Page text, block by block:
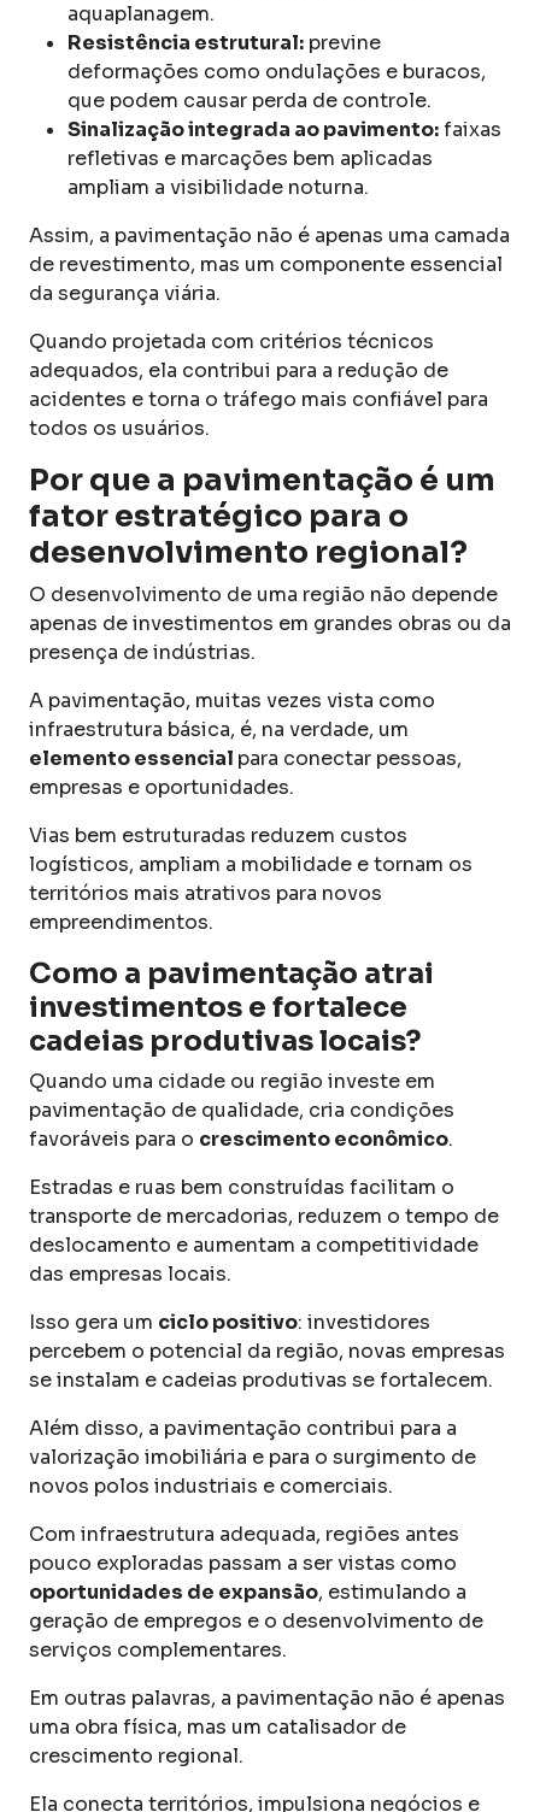
aquaplanagem.
Resistência estrutural: previne
deformações como ondulações e buracos,
que podem causar perda de controle.
Sinalização integrada ao pavimento:faixas
refletivas e marcações bem aplicadas
ampliam a visibilidade noturna.
Assim, a pavimentação não é apenas uma camada
de revestimento, mas um componente essencial
da segurança viária.
Quando projetada com critérios técnicos
adequados, ela contribui para a redução de
acidentes e torna o tráfego mais confiável para
todos os usuários.
Por que a pavimentação é um
fator estratégico para o
desenvolvimento regional?
O desenvolvimento de uma região não depende
apenas de investimentos em grandes obras ou da
presença de indústrias.
A pavimentação, muitas vezes vista como
infraestrutura básica, é, na verdade, um
elemento essencial para conectar pessoas,
empresas e oportunidades.
Vias bem estruturadas reduzem custos
logísticos, ampliam a mobilidade e tornam os
territórios mais atrativos para novos
empreendimentos.
Como a pavimentação atrai
investimentos e fortalece
cadeias produtivas locais?
Quando uma cidade ou região investe em
pavimentação de qualidade, cria condições
favoráveis para o crescimento econômico.
Estradas e ruas bem construídas facilitam o
transporte de mercadorias, reduzem o tempo de
deslocamento e aumentam a competitividade
das empresas locais.
Isso gera um ciclo positivo: investidores
percebem o potencial da região, novas empresas
se instalam e cadeias produtivas se fortalecem.
Além disso, a pavimentação contribui para a
valorização imobiliária e para o surgimento de
novos polos industriais e comerciais.
Com infraestrutura adequada, regiões antes
pouco exploradas passam a ser vistas como
oportunidades de expansão, estimulando a
geração de empregos e o desenvolvimento de
serviços complementares.
Em outras palavras, a pavimentação não é apenas
uma obra física, mas um catalisador de
crescimento regional.
Ela conecta territórios, impulsiona negócios e